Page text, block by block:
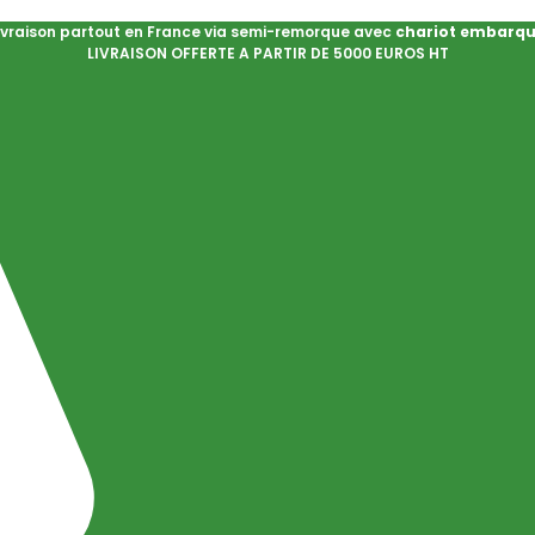
partout en France via semi-remorque avec chariot
LIVRAISON OFFERTE A PARTIR DE 5000 EUROS HT